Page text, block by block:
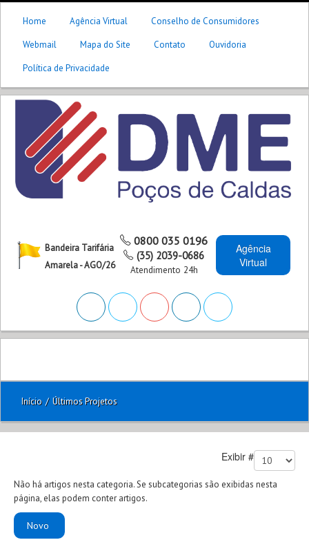
Home Agência Virtual
Conselho de Consumidores
Webmail
Mapa do Site Contato
Ouvidoria
Política de Privacidade
Bandeira Tarifária
Amarela - AGO/26
0800 035 0196
(35) 2039-0686
Atendimento 24h
Agência
Virtual
Início / Últimos Projetos
Exibir #
Não há artigos nesta categoria. Se subcategorias são exibidas nesta
página, elas podem conter artigos.
Novo